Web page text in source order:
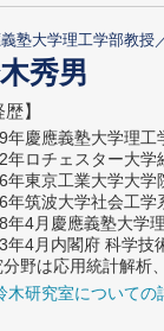
塾大学理工学部教授
秀男
歴】
年慶應義塾大学理工
年ロチェスター大学
年東京工業大学大学
年筑波大学社会工学
年4月慶應義塾大学
年4月内閣府 科学技
野は応用統計解析
研究室についての